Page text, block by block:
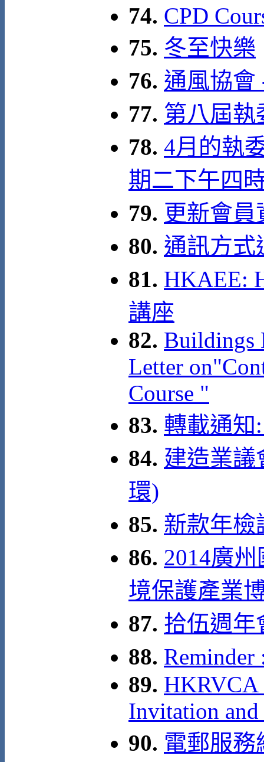
74. CPD
75. 冬至快樂
76. 通風協會
77. 第八屆執
78. 4月的執
期二下午四
79. 更新會員
80. 通訊方式
81. HKAEE:
講座
82. Buildings
Letter
Course "
83. 轉載通知
84. 建造業議
環)
85. 新款年檢
86. 2014廣
境保護產業
87. 拾伍週年
88.
89. HKRVCA
Invitation and
90. 電郵服務